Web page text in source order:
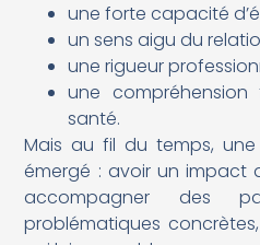
une forte capacité
un sens aigu du
une rigueur
une
santé.
Mais au fil du temps,
émergé : avoir un impact
accompagner des
problématiques